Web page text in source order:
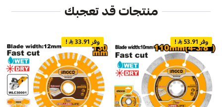
منتجات قد تعجبك
وفر 53.91 ! وفر 33.91 !